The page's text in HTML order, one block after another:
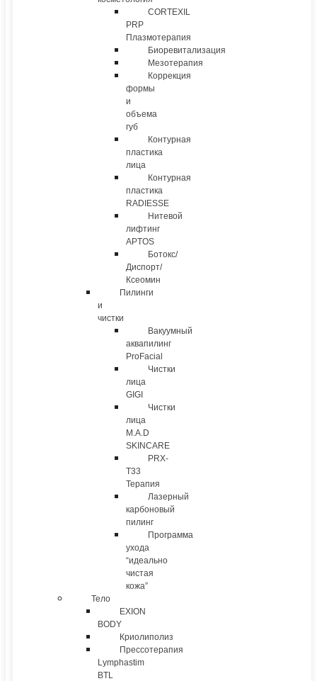
CORTEXIL
PRP
Плазмотерапия
Биоревитализация
Мезотерапия
Коррекция
формы
и
объема
губ
Контурная
пластика
лица
Контурная
пластика
RADIESSE
Нитевой
лифтинг
APTOS
Ботокс/
Диспорт/
Ксеомин
Пилинги
и
чистки
Вакуумный
аквапилинг
ProFacial
Чистки
лица
GIGI
Чистки
лица
M.A.D
SKINCARE
PRX-
T33
Терапия
Лазерный
карбоновый
пилинг
Программа
ухода
“идеально
чистая
кожа”
Тело
EXION
BODY
Криолиполиз
Прессотерапия
Lymphastim
BTL